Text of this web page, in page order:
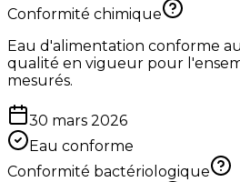
Conformité chimique
Eau d'alimentation conforme
qualité en vigueur pour
mesurés.
30 mars 2026
Eau conforme
Conformité bactériologique